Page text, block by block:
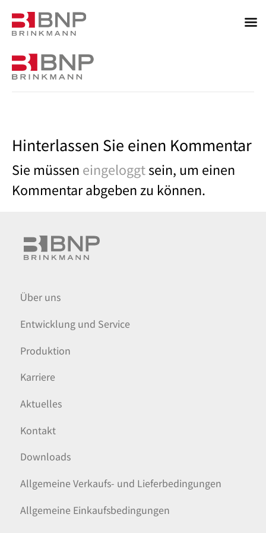
Hinterlassen Sie einen Kommentar
Sie müssen eingeloggtsein, um einen
Kommentar abgeben zu können.
Über uns
Entwicklung und Service
Produktion
Karriere
Aktuelles
Kontakt
Downloads
Allgemeine Verkaufs- und Lieferbedingungen
Allgemeine Einkaufsbedingungen